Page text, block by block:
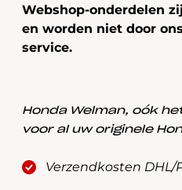
Webshop-onderdelen
en worden niet door
service.
Honda Welman, oók
voor al uw originele
Verzendkosten DHL/